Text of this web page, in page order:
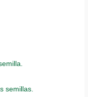
semillas.